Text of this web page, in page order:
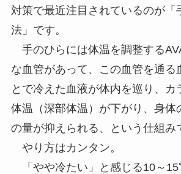
対策で最近注目されているのが「
法」です。
手のひらには体温を調整する
な血管があって、この血管を通る
とで冷えた血液が体内を巡り、カ
体温（深部体温）が下がり、身体
の量が抑えられる、という仕組み
やり方はカンタン。
「やや冷たい」と感じる10～